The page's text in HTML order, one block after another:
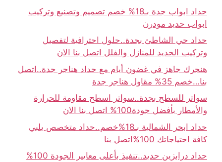
حداد ابواب جدة بـ18% خصم تصميم وتصنيع وتركيب
ابواب حديد مودرن
حداد حي الشاطئ بجدة..حلول احترافية لتفصيل
وتركيب الحديد للمنازل والفلل اتصل بنا الان
هنجرك جاهز في غضون أيام مع حداد هناجر جدة..اتصل
بنا…خصم 35% مقاول هناجر جدة
سواتر للسطح بجدة..سواتر اسطح مقاومة للحرارة
والأمطار بأفضل جودة100% اتصل بنا الان
حداد ابحر الشمالية بـ18%خصم..حداد متخصص يلبي
كافة احتياجاتك 100%اتصل بنا
حداد درابزين حديد..تنفيذ بأعلى معايير الجودة 100%